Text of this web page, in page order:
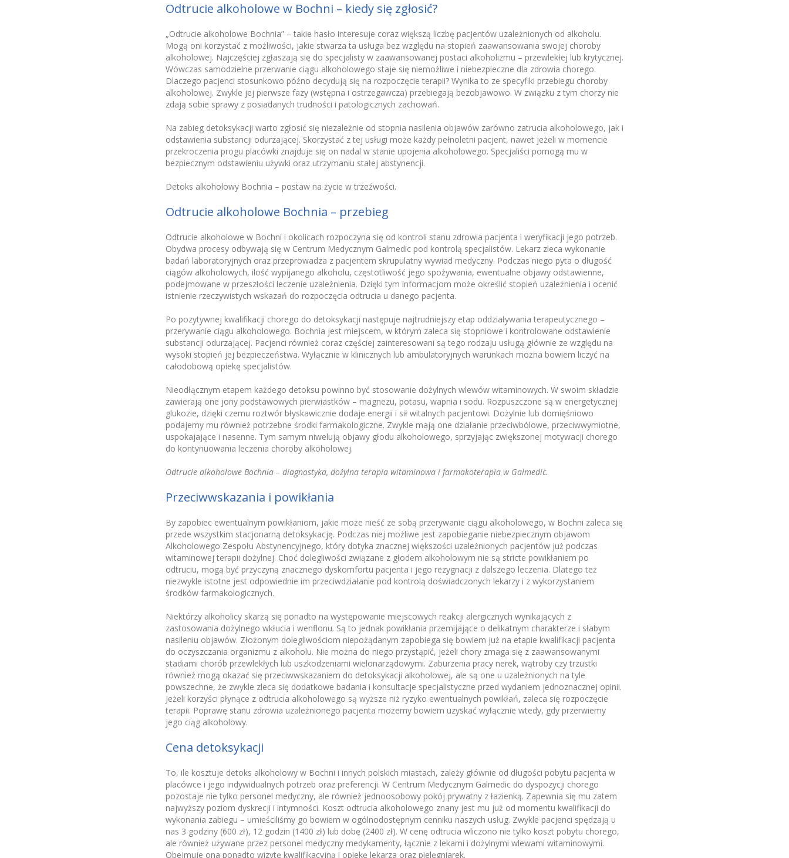
Odtrucie alkoholowe w Bochni – kiedy się zgłosić?
„Odtrucie alkoholowe Bochnia” – takie hasło interesuje coraz większą liczbę pacjentów uzależnionych od alkoholu.
Mogą oni korzystać z możliwości, jakie stwarza ta usługa bez względu na stopień zaawansowania swojej choroby
alkoholowej. Najczęściej zgłaszają się do specjalisty w zaawansowanej postaci alkoholizmu – przewlekłej lub krytycznej.
Wówczas samodzielne przerwanie ciągu alkoholowego staje się niemożliwe i niebezpieczne dla zdrowia chorego.
Dlaczego pacjenci stosunkowo późno decydują się na rozpoczęcie terapii? Wynika to ze specyfiki przebiegu choroby
alkoholowej. Zwykle jej pierwsze fazy (wstępna i ostrzegawcza) przebiegają bezobjawowo. W związku z tym chorzy nie
zdają sobie sprawy z posiadanych trudności i patologicznych zachowań.
Na zabieg detoksykacji warto zgłosić się niezależnie od stopnia nasilenia objawów zarówno zatrucia alkoholowego, jak i
odstawienia substancji odurzającej. Skorzystać z tej usługi może każdy pełnoletni pacjent, nawet jeżeli w momencie
przekroczenia progu placówki znajduje się on nadal w stanie upojenia alkoholowego. Specjaliści pomogą mu w
bezpiecznym odstawieniu używki oraz utrzymaniu stałej abstynencji.
Detoks alkoholowy Bochnia – postaw na życie w trzeźwości.
Odtrucie alkoholowe Bochnia – przebieg
Odtrucie alkoholowe w Bochni i okolicach rozpoczyna się od kontroli stanu zdrowia pacjenta i weryfikacji jego potrzeb.
Obydwa procesy odbywają się w Centrum Medycznym Galmedic pod kontrolą specjalistów. Lekarz zleca wykonanie
badań laboratoryjnych oraz przeprowadza z pacjentem skrupulatny wywiad medyczny. Podczas niego pyta o długość
ciągów alkoholowych, ilość wypijanego alkoholu, częstotliwość jego spożywania, ewentualne objawy odstawienne,
podejmowane w przeszłości leczenie uzależnienia. Dzięki tym informacjom może określić stopień uzależnienia i ocenić
istnienie rzeczywistych wskazań do rozpoczęcia odtrucia u danego pacjenta.
Po pozytywnej kwalifikacji chorego do detoksykacji następuje najtrudniejszy etap oddziaływania terapeutycznego –
przerywanie ciągu alkoholowego. Bochnia jest miejscem, w którym zaleca się stopniowe i kontrolowane odstawienie
substancji odurzającej. Pacjenci również coraz częściej zainteresowani są tego rodzaju usługą głównie ze względu na
wysoki stopień jej bezpieczeństwa. Wyłącznie w klinicznych lub ambulatoryjnych warunkach można bowiem liczyć na
całodobową opiekę specjalistów.
Nieodłącznym etapem każdego detoksu powinno być stosowanie dożylnych wlewów witaminowych. W swoim składzie
zawierają one jony podstawowych pierwiastków – magnezu, potasu, wapnia i sodu. Rozpuszczone są w energetycznej
glukozie, dzięki czemu roztwór błyskawicznie dodaje energii i sił witalnych pacjentowi. Dożylnie lub domięśniowo
podajemy mu również potrzebne środki farmakologiczne. Zwykle mają one działanie przeciwbólowe, przeciwwymiotne,
uspokajające i nasenne. Tym samym niwelują objawy głodu alkoholowego, sprzyjając zwiększonej motywacji chorego
do kontynuowania leczenia choroby alkoholowej.
Odtrucie alkoholowe Bochnia – diagnostyka, dożylna terapia witaminowa i farmakoterapia w Galmedic.
Przeciwwskazania i powikłania
By zapobiec ewentualnym powikłaniom, jakie może nieść ze sobą przerywanie ciągu alkoholowego, w Bochni zaleca się
przede wszystkim stacjonarną detoksykację. Podczas niej możliwe jest zapobieganie niebezpiecznym objawom
Alkoholowego Zespołu Abstynencyjnego, który dotyka znacznej większości uzależnionych pacjentów już podczas
witaminowej terapii dożylnej. Choć dolegliwości związane z głodem alkoholowym nie są stricte powikłaniem po
odtruciu, mogą być przyczyną znacznego dyskomfortu pacjenta i jego rezygnacji z dalszego leczenia. Dlatego też
niezwykle istotne jest odpowiednie im przeciwdziałanie pod kontrolą doświadczonych lekarzy i z wykorzystaniem
środków farmakologicznych.
Niektórzy alkoholicy skarżą się ponadto na występowanie miejscowych reakcji alergicznych wynikających z
zastosowania dożylnego wkłucia i wenflonu. Są to jednak powikłania przemijające o delikatnym charakterze i słabym
nasileniu objawów. Złożonym dolegliwościom niepożądanym zapobiega się bowiem już na etapie kwalifikacji pacjenta
do oczyszczania organizmu z alkoholu. Nie można do niego przystąpić, jeżeli chory zmaga się z zaawansowanymi
stadiami chorób przewlekłych lub uszkodzeniami wielonarządowymi. Zaburzenia pracy nerek, wątroby czy trzustki
również mogą okazać się przeciwwskazaniem do detoksykacji alkoholowej, ale są one u uzależnionych na tyle
powszechne, że zwykle zleca się dodatkowe badania i konsultacje specjalistyczne przed wydaniem jednoznacznej opinii.
Jeżeli korzyści płynące z odtrucia alkoholowego są wyższe niż ryzyko ewentualnych powikłań, zaleca się rozpoczęcie
terapii. Poprawę stanu zdrowia uzależnionego pacjenta możemy bowiem uzyskać wyłącznie wtedy, gdy przerwiemy
jego ciąg alkoholowy.
Cena detoksykacji
To, ile kosztuje detoks alkoholowy w Bochni i innych polskich miastach, zależy głównie od długości pobytu pacjenta w
placówce i jego indywidualnych potrzeb oraz preferencji. W Centrum Medycznym Galmedic do dyspozycji chorego
pozostaje nie tylko personel medyczny, ale również jednoosobowy pokój prywatny z łazienką. Zapewnia się mu zatem
najwyższy poziom dyskrecji i intymności. Koszt odtrucia alkoholowego znany jest mu już od momentu kwalifikacji do
wykonania zabiegu – umieściliśmy go bowiem w ogólnodostępnym cenniku naszych usług. Zwykle pacjenci spędzają u
nas 3 godziny (600 zł), 12 godzin (1400 zł) lub dobę (2400 zł). W cenę odtrucia wliczono nie tylko koszt pobytu chorego,
ale również używane przez personel medyczny medykamenty, łącznie z lekami i dożylnymi wlewami witaminowymi.
Obejmuje ona ponadto wizytę kwalifikacyjną i opiekę lekarza oraz pielęgniarek.